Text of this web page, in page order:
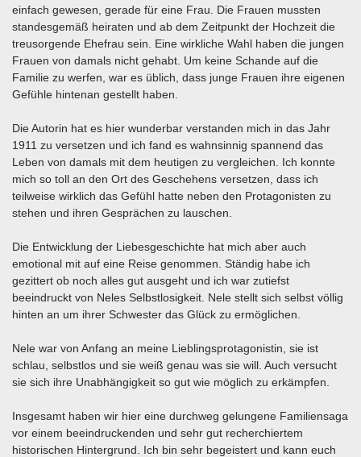
einfach gewesen, gerade für eine Frau. Die Frauen mussten
standesgemäß heiraten und ab dem Zeitpunkt der Hochzeit die
treusorgende Ehefrau sein. Eine wirkliche Wahl haben die jungen
Frauen von damals nicht gehabt. Um keine Schande auf die
Familie zu werfen, war es üblich, dass junge Frauen ihre eigenen
Gefühle hintenan gestellt haben.
Die Autorin hat es hier wunderbar verstanden mich in das Jahr
1911 zu versetzen und ich fand es wahnsinnig spannend das
Leben von damals mit dem heutigen zu vergleichen. Ich konnte
mich so toll an den Ort des Geschehens versetzen, dass ich
teilweise wirklich das Gefühl hatte neben den Protagonisten zu
stehen und ihren Gesprächen zu lauschen.
Die Entwicklung der Liebesgeschichte hat mich aber auch
emotional mit auf eine Reise genommen. Ständig habe ich
gezittert ob noch alles gut ausgeht und ich war zutiefst
beeindruckt von Neles Selbstlosigkeit. Nele stellt sich selbst völlig
hinten an um ihrer Schwester das Glück zu ermöglichen.
Nele war von Anfang an meine Lieblingsprotagonistin, sie ist
schlau, selbstlos und sie weiß genau was sie will. Auch versucht
sie sich ihre Unabhängigkeit so gut wie möglich zu erkämpfen.
Insgesamt haben wir hier eine durchweg gelungene Familiensaga
vor einem beeindruckenden und sehr gut recherchiertem
historischen Hintergrund. Ich bin sehr begeistert und kann euch